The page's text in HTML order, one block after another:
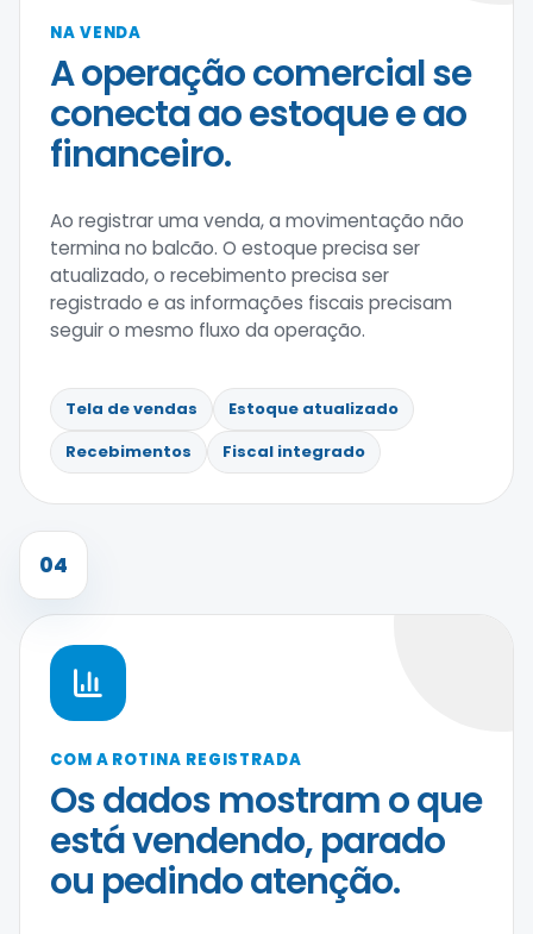
NA VENDA
A operação comercial se
conecta ao estoque e ao
financeiro.
Ao registrar uma venda, a movimentação não
termina no balcão. O estoque precisa ser
atualizado, o recebimento precisa ser
registrado e as informações fiscais precisam
seguir o mesmo fluxo da operação.
Tela de vendas
Estoque atualizado
Recebimentos
Fiscal integrado
04
COM A ROTINA REGISTRADA
Os dados mostram o que
está vendendo, parado
ou pedindo atenção.